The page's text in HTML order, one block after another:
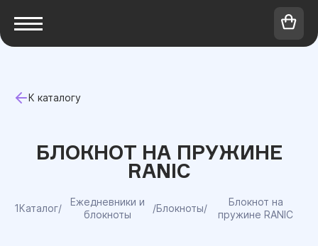
К каталогу
БЛОКНОТ НА ПРУЖИНЕ
RANIC
1Каталог/
Ежедневники и
блокноты
/Блокноты/
Блокнот на
пружине RANIC